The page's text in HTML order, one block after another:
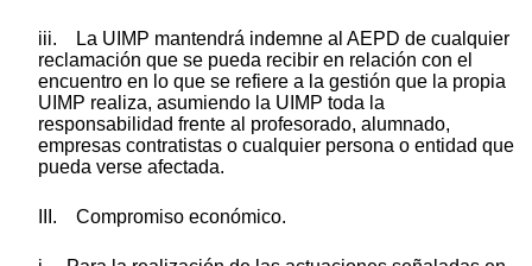
iii. La UIMP mantendrá indemne al AEPD de cualquier
reclamación que se pueda recibir en relación con el
encuentro en lo que se refiere a la gestión que la propia
UIMP realiza, asumiendo la UIMP toda la
responsabilidad frente al profesorado, alumnado,
empresas contratistas o cualquier persona o entidad que
pueda verse afectada.
III. Compromiso económico.